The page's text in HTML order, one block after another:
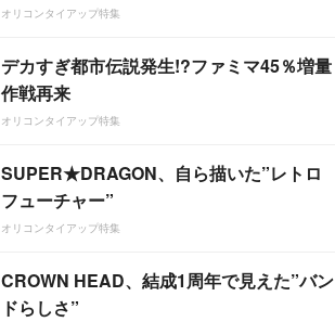
オリコンタイアップ特集
デカすぎ都市伝説発生!?ファミマ45％増量
作戦再来
オリコンタイアップ特集
SUPER★DRAGON、自ら描いた”レトロ
フューチャー”
オリコンタイアップ特集
CROWN HEAD、結成1周年で見えた”バン
ドらしさ”